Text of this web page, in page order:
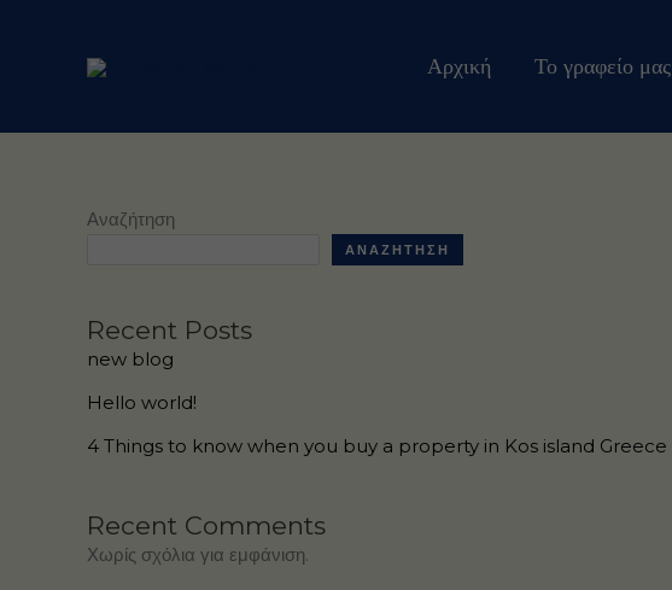
περιεχόμενο
Αρχική Το γραφείο μας
Αναζήτηση
ΑΝΑΖΉΤΗΣΗ
Recent Posts
new blog
Hello world!
4 Things to know when you buy a property in Kos island Greece
Recent Comments
Χωρίς σχόλια για εμφάνιση.